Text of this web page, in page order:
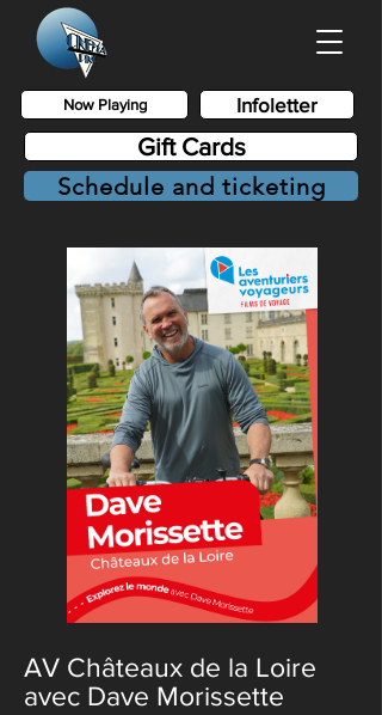
Infoletter
Gift Cards
Schedule and ticketing
Now Playing
AV Châteaux de la Loire
avec Dave Morissette